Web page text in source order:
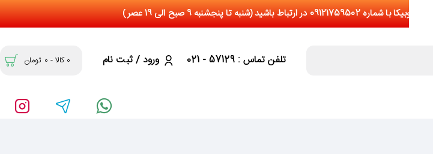
تلفن تماس : 57129 - 021 ورود / ثبت نام 0 کالا - 0 تومان